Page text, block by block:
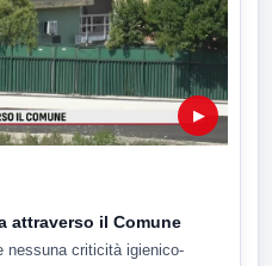
▶
attraverso il Comune
nessuna criticità igienico-